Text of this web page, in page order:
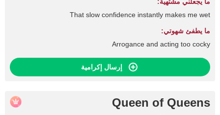
That slow confidence instantly makes me wet
ما يطفئ شهوتي:
Arrogance and acting too cocky
إرسال إكرامية
Queen of Queens